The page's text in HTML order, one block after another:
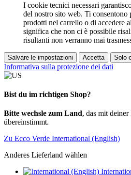
I cookie tecnici necessari
del nostro sito web. Ti consentono
prodotti nel carrello o di accedere
significa che non ci è possibile
risultanti non verranno mai
Salvare le impostazioni Accetta Solo
Informativa sulla protezione dei dati
Bist du im richtigen Shop?
Bitte wechsle zum Land, das mit deiner
übereinstimmt.
Zu Ecco Verde International (English)
Anderes Lieferland wählen